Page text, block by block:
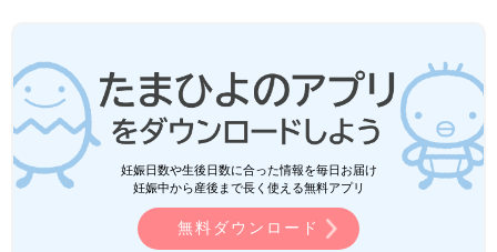
妊娠日数や生後日数に合った情報を毎日お届け
妊娠中から産後まで長く使える無料アプリ
無料ダウンロード